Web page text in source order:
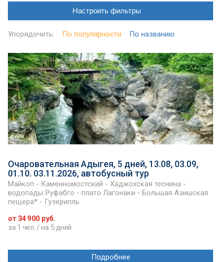
Настроить фильтры
Упорядочить: По популярности По названию
Очаровательная Адыгея, 5 дней, 13.08, 03.09,
01.10. 03.11.2026, автобусный тур
Майкоп - Каменномостский - Хаджохская теснина -
водопады Руфабго - плато Лагонаки - Большая Азишская
пещера* - Гузерипль
от 34 900 руб.
за 1 чел. / на 5 дней
Подробнее